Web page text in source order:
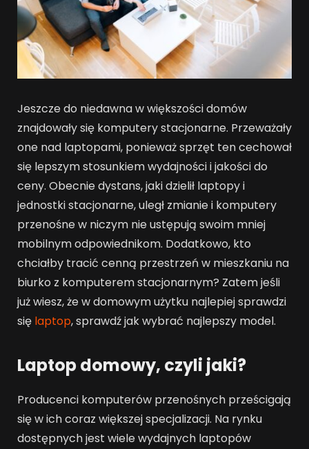
Jeszcze do niedawna w większości domów
znajdowały się komputery stacjonarne. Przeważały
one nad laptopami, ponieważ sprzęt ten cechował
się lepszym stosunkiem wydajności i jakości do
ceny. Obecnie dystans, jaki dzielił laptopy i
jednostki stacjonarne, uległ zmianie i komputery
przenośne w niczym nie ustępują swoim mniej
mobilnym odpowiednikom. Dodatkowo, kto
chciałby tracić cenną przestrzeń w mieszkaniu na
biurko z komputerem stacjonarnym? Zatem jeśli
już wiesz, że w domowym użytku najlepiej sprawdzi
się laptop, sprawdź jak wybrać najlepszy model.
Laptop domowy, czyli jaki?
Producenci komputerów przenośnych prześcigają
się w ich coraz większej specjalizacji. Na rynku
dostępnych jest wiele wydajnych laptopów